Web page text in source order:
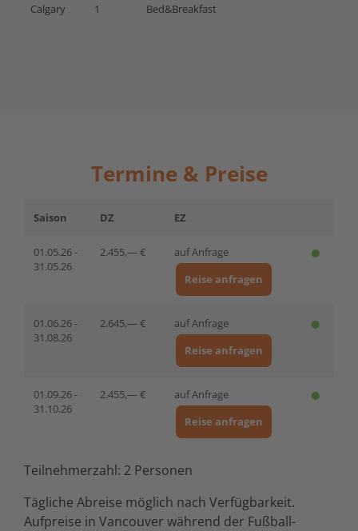
Calgary 1 Bed&Breakfast
Termine & Preise
Saison DZ EZ
01.05.26 -
31.05.26
2.455,— €
auf Anfrage
Reise anfragen
01.06.26 -
31.08.26
2.645,— €
auf Anfrage
Reise anfragen
01.09.26 -
31.10.26
2.455,— €
auf Anfrage
Reise anfragen
Teilnehmerzahl: 2 Personen
Tägliche Abreise möglich nach Verfügbarkeit.
Aufpreise in Vancouver während der Fußball-